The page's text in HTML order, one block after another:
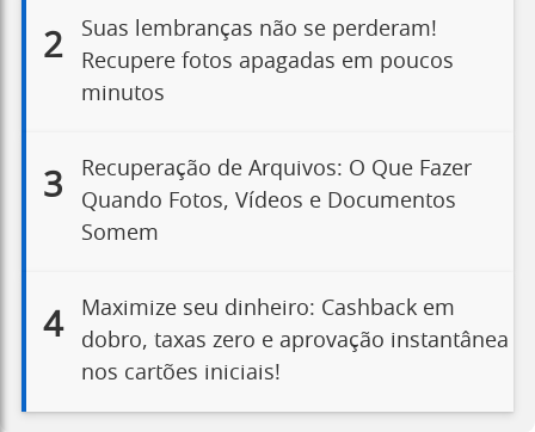
2
Suas lembranças não se perderam!
Recupere fotos apagadas em poucos
minutos
3
Recuperação de Arquivos: O Que Fazer
Quando Fotos, Vídeos e Documentos
Somem
4
Maximize seu dinheiro: Cashback em
dobro, taxas zero e aprovação instantânea
nos cartões iniciais!